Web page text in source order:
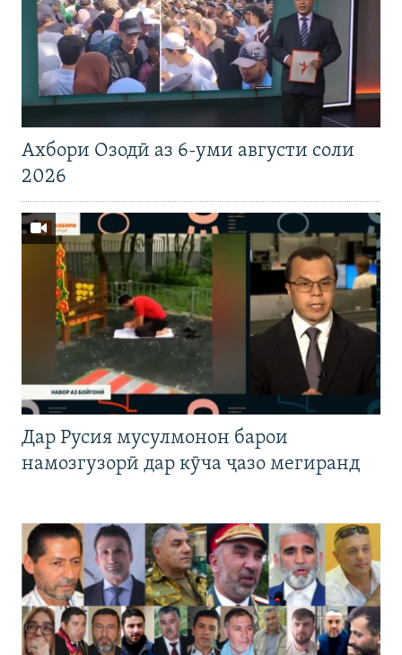
Ахбори Озодӣ аз 6-уми августи соли
2026
Дар Русия мусулмонон барои
намозгузорӣ дар кӯча ҷазо мегиранд